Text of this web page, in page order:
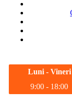
Luni - Vineri
9:00 - 18:00